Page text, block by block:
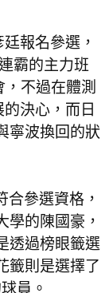
報名參選，
霸的主力班
不過在體測
決心，而日
寧波換回的狀
合參選資格，
學的陳國豪，
透過榜眼籤選
籤則是選擇了
員。